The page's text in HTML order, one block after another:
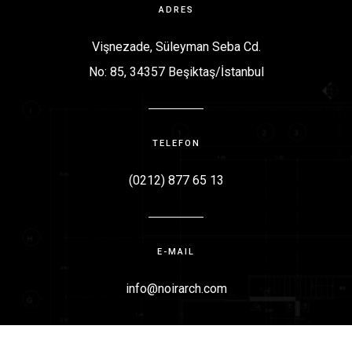
ADRES
Vişnezade, Süleyman Seba Cd.
No: 85, 34357 Beşiktaş/İstanbul
TELEFON
(0212) 877 65 13
E-MAIL
info@noirarch.com